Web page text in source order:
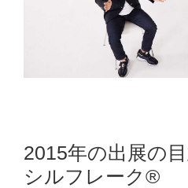
2015年の出展の
シルフレーク®